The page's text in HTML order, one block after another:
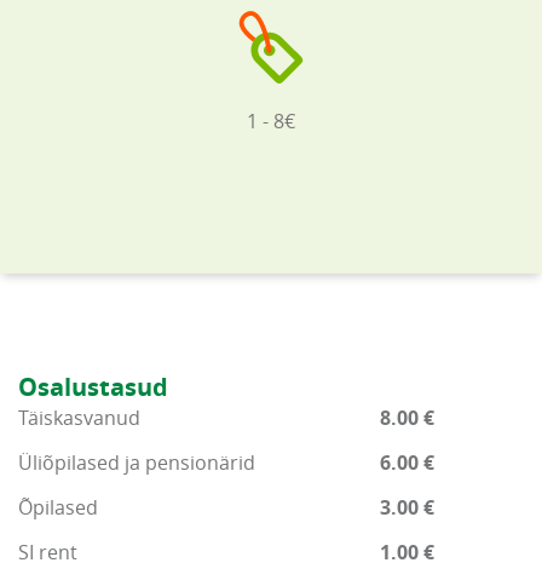
1 - 8€
Osalustasud
Täiskasvanud
8.00 €
Üliõpilased ja pensionärid
6.00 €
Õpilased
3.00 €
SI rent
1.00 €